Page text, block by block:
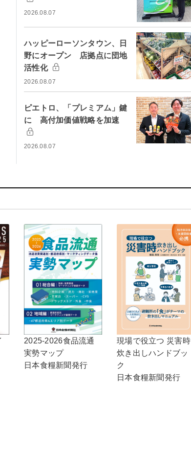
2026.08.07
ハッピーローソンタウン、日
野にオープン 店拠点に団地
活性化
2026.08.07
ピエトロ、「プレミアム」鍵
に 高付加価値戦略を加速
2026.08.07
2025-2026食品流通
実勢マップ
日本食糧新聞発行
現場で役立つ 災害時
炊き出しハンドブッ
ク
日本食糧新聞発行